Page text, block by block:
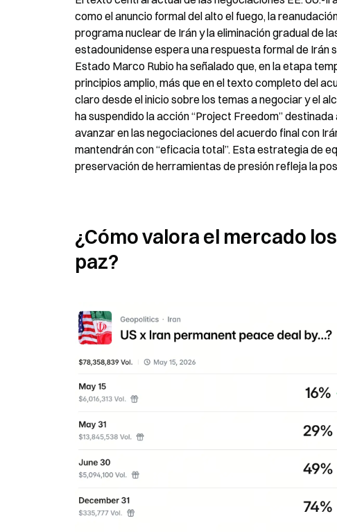
como el anuncio formal del alto el fuego, la
programa nuclear de Irán y la eliminación gradual de
estadounidense espera una respuesta formal de
Estado Marco Rubio ha señalado que, en la etapa
principios amplio, más que en el texto completo del
claro desde el inicio sobre los temas a negociar y el
ha suspendido la acción “Project Freedom”
avanzar en las negociaciones del acuerdo final con
mantendrán con “eficacia total”. Esta estrategia de
preservación de herramientas de presión refleja la
¿Cómo valora el mercado
paz?